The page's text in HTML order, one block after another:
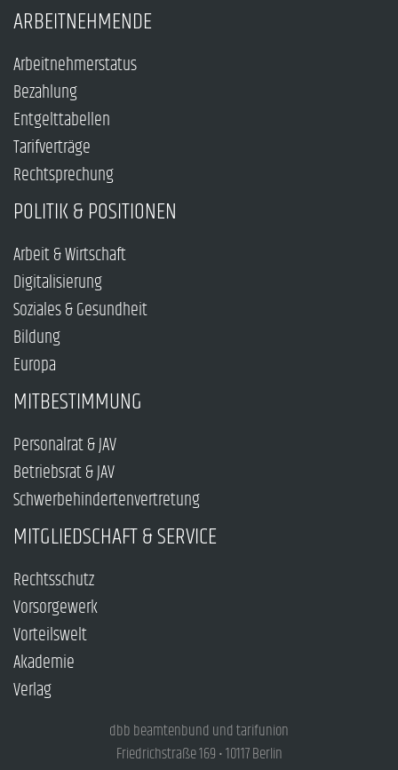
ARBEITNEHMENDE
Arbeitnehmerstatus
Bezahlung
Entgelttabellen
Tarifverträge
Rechtsprechung
POLITIK & POSITIONEN
Arbeit & Wirtschaft
Digitalisierung
Soziales & Gesundheit
Bildung
Europa
MITBESTIMMUNG
Personalrat & JAV
Betriebsrat & JAV
Schwerbehindertenvertretung
MITGLIEDSCHAFT & SERVICE
Rechtsschutz
Vorsorgewerk
Vorteilswelt
Akademie
Verlag
dbb beamtenbund und tarifunion
Friedrichstraße 169 • 10117 Berlin